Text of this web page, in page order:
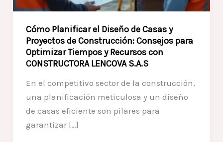
Cómo Planificar el Diseño de Casas y
Proyectos de Construcción: Consejos para
Optimizar Tiempos y Recursos con
CONSTRUCTORA LENCOVA S.A.S
En el competitivo sector de la construcción,
una planificación meticulosa y un diseño
de casas eficiente son pilares para
garantizar […]